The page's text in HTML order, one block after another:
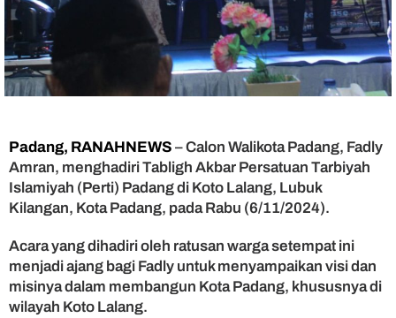
o
n
F
a
d
m
r
a
n
Padang, RANAHNEWS – Calon Walikota Padang, Fadly
Amran, menghadiri Tabligh Akbar Persatuan Tarbiyah
Islamiyah (Perti) Padang di Koto Lalang, Lubuk
Kilangan, Kota Padang, pada Rabu (6/11/2024).
Acara yang dihadiri oleh ratusan warga setempat ini
menjadi ajang bagi Fadly untuk menyampaikan visi dan
misinya dalam membangun Kota Padang, khususnya di
wilayah Koto Lalang.